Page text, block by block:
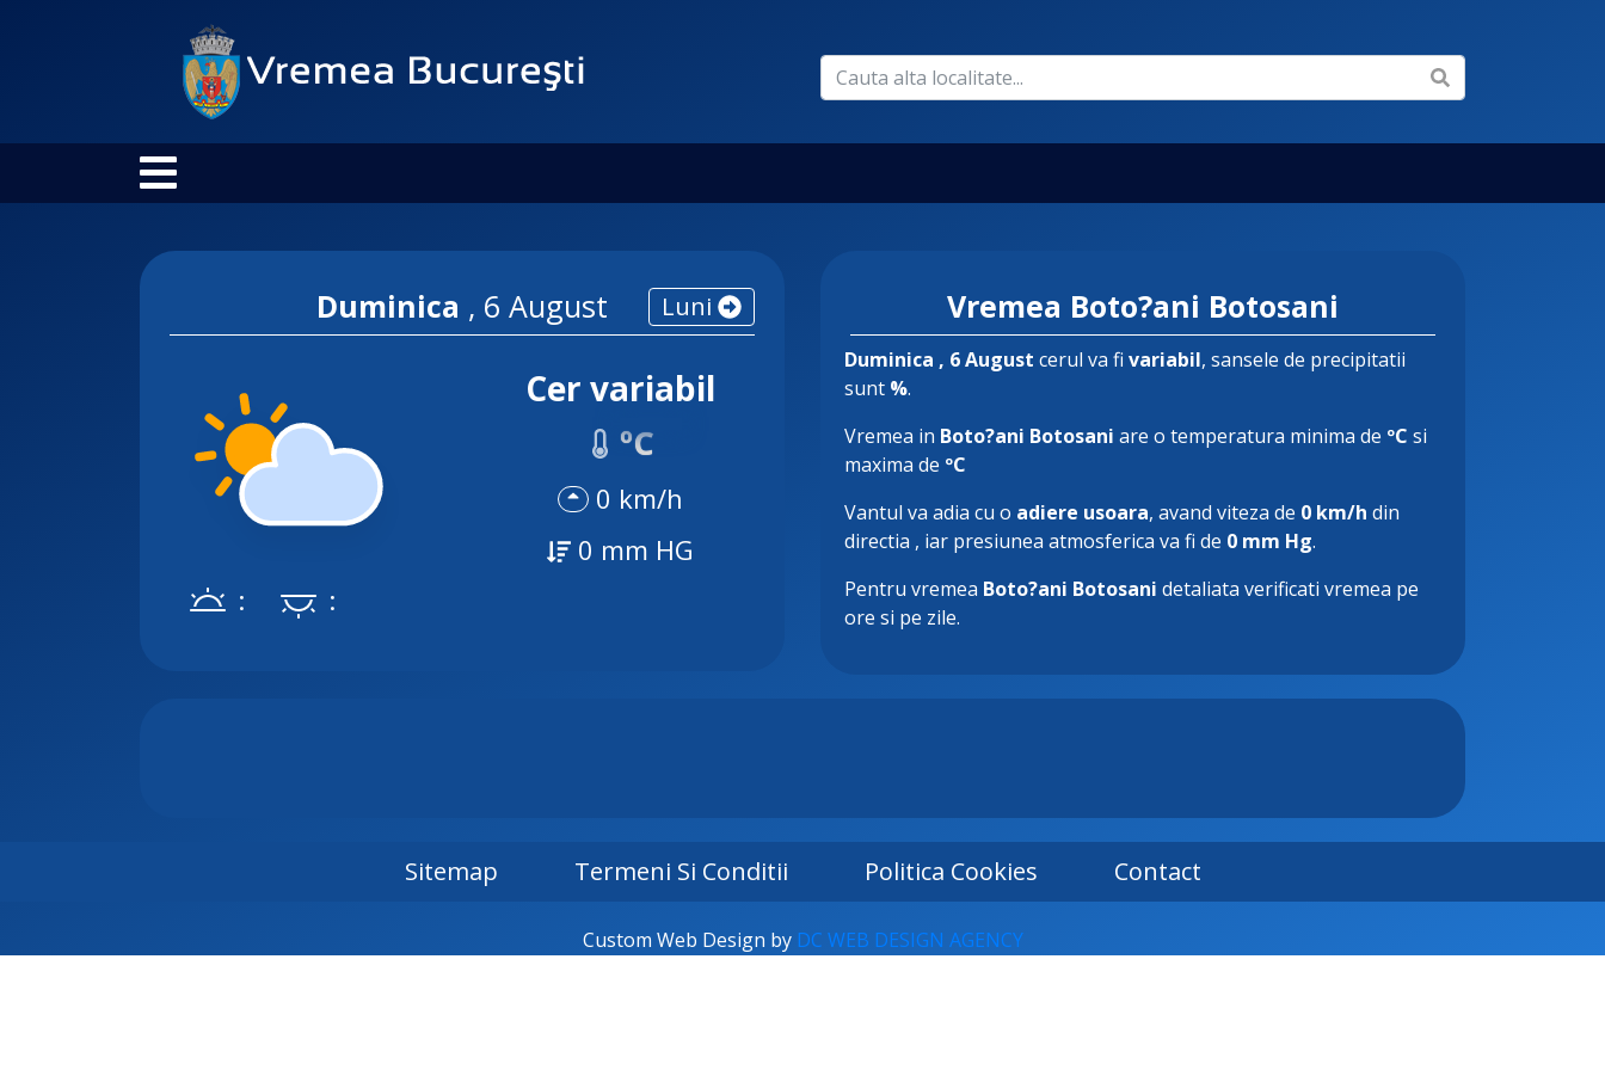
Duminica , 6 August Luni
Cer variabil
ºC
0 km/h
0 mm HG
:
:
Vremea Boto?ani Botosani
Duminica , 6 August cerul va fi variabil, sansele de precipitatii
sunt %.
Vremea in Boto?ani Botosani are o temperatura minima de ºC si
maxima de ºC
Vantul va adia cu o adiere usoara, avand viteza de 0 km/h din
directia , iar presiunea atmosferica va fi de 0 mm Hg.
Pentru vremea Boto?ani Botosani detaliata verificati vremea pe
ore si pe zile.
Sitemap Termeni Si Conditii Politica Cookies Contact
Custom Web Design by DC WEB DESIGN AGENCY